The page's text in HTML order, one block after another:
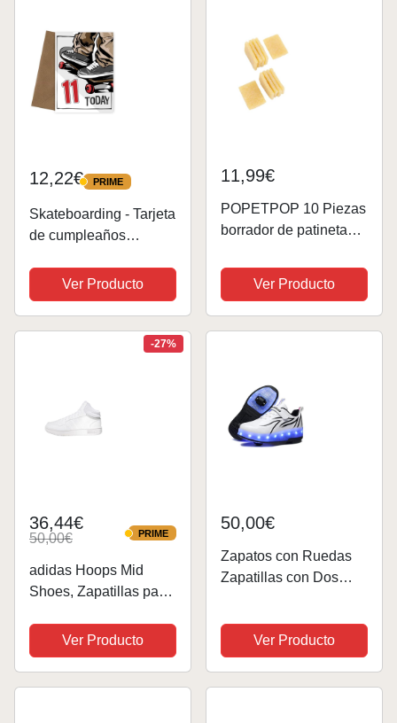
12,22€ PRIME
PRIME
Skateboarding - Tarjeta
de cumpleaños
Tarjeta de cumpleaños
de 11 años para hijo,
bisnieto, sobrino o
hermano. Tarjeta de
Ver Producto
11,99€
POPETPOP 10 Piezas
borrador de patineta
removedor de uñas de
gel removedor de
pegamento para coche
goma de borrar para
Ver Producto
-27%
36,44€
50,00€ PRIME
PRIME
adidas Hoops Mid
Shoes, Zapatillas para
White/Cloud
White/Grey Two, 38 2/3
EU
Ver Producto
50,00€
Zapatos con Ruedas
Zapatillas con Dos
Zapatillas con Ruedas
Se Puede Bambas con
Ruedas Carga con
Ver Producto